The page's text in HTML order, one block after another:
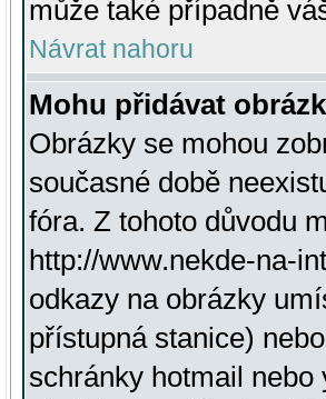
může také případně
Návrat nahoru
Mohu přidávat
Obrázky se mohou
současné době
fóra. Z tohoto důvodu
http://www.nekde-na-
odkazy na obrázky
přístupná stanice)
schránky hotmail nebo